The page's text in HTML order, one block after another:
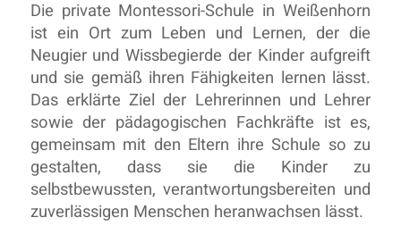
Die private Montessori-Schule in Weißenhorn
ist ein Ort zum Leben und Lernen, der die
Neugier und Wissbegierde der Kinder aufgreift
und sie gemäß ihren Fähigkeiten lernen lässt.
Das erklärte Ziel der Lehrerinnen und Lehrer
sowie der pädagogischen Fachkräfte ist es,
gemeinsam mit den Eltern ihre Schule so zu
gestalten, dass sie die Kinder zu
selbstbewussten, verantwortungsbereiten und
zuverlässigen Menschen heranwachsen lässt.